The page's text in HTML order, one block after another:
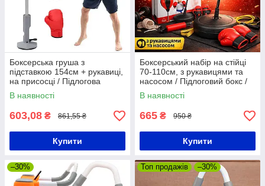
Боксерська груша з
підставкою 154см + рукавиці,
на присосці / Підлогова
груша для боксу / Швидкісна
груша
В наявності
603,08 ₴ 861,55 ₴
Купити
Боксерський набір на стійці
70-110см, з рукавицями та
насосом / Підлоговий бокс /
Дитяча груша на підставці
В наявності
665 ₴ 950 ₴
Купити
–30% Топ продажів –30%